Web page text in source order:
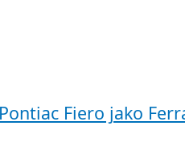
Fiero jako